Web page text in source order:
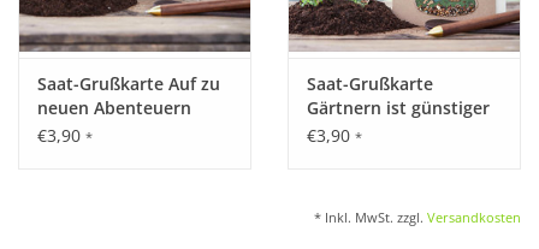
Saat-Grußkarte Auf zu
neuen Abenteuern
€3,90 *
Saat-Grußkarte
Gärtnern ist günstiger
als Therapie
€3,90 *
* Inkl. MwSt. zzgl. Versandkosten